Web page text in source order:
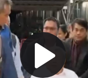
Play